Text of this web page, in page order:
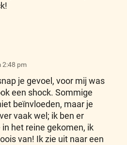
2:48 pm
je gevoel, voor mij was
een shock. Sommige
beïnvloeden, maar je
vaak wel; ik ben er
het reine gekomen, ik
van! Ik zie uit naar een